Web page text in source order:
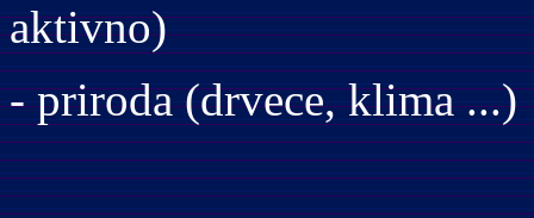
aktivno)
- priroda (drvece, klima ...)